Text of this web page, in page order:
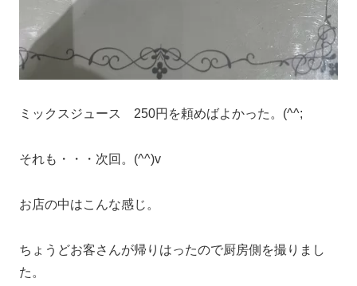
ミックスジュース 250円を頼めばよかった。(^^;
それも・・・次回。(^^)v
お店の中はこんな感じ。
ちょうどお客さんが帰りはったので厨房側を撮りまし
た。